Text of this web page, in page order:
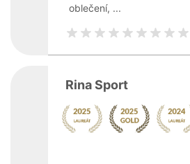
oblečení, ...
Rina Sport